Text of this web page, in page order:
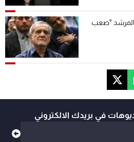
المرشد "صعب
في بريدك الالكتروني